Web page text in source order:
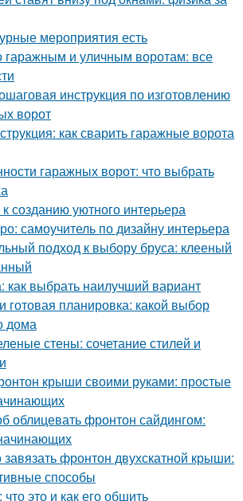
мероприятия есть
гаражным и уличным воротам: все
инструкция по изготовлению
ворот
как сварить гаражные ворота
гаражных ворот: что выбрать
созданию уютного интерьера
самоучитель по дизайну интерьера
подход к выбору бруса: клееный
как выбрать наилучший вариант
готовая планировка: какой выбор
дома
стены: сочетание стилей и
крыши своими руками: простые
облицевать фронтон сайдингом:
завязать фронтон двухскатной крыши:
способы
это и как его обшить